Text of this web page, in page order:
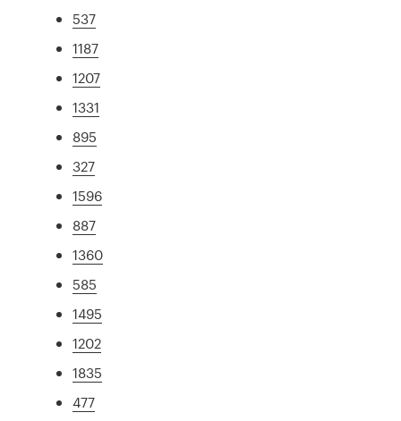
537
1187
1207
1331
895
327
1596
887
1360
585
1495
1202
1835
477